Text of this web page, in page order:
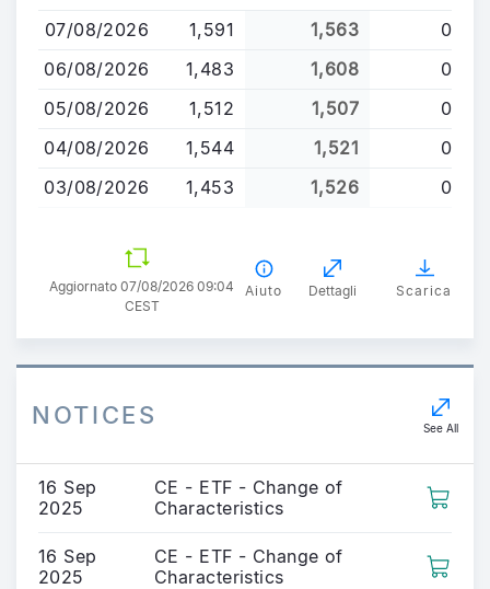
contenuto
principale
07/08/2026 1,591 1,563
0
06/08/2026
1,483 1,608
0
05/08/2026
1,512 1,507
0
04/08/2026
1,544 1,521
0
03/08/2026
1,453 1,526 0
Aggiornato 07/08/2026 09:04
CEST
Aiuto Dettagli Scarica
NOTICES See All
16 Sep
2025
CE - ETF - Change of
Characteristics
16 Sep
2025
CE - ETF - Change of
Characteristics